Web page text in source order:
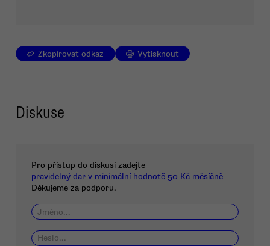
Zkopírovat odkaz Vytisknout
Diskuse
Pro přístup do diskusí zadejte
pravidelný dar v minimální hodnotě 50 Kč měsíčně
Děkujeme za podporu.